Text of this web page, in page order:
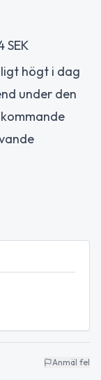
SEK
högt i dag
under den
Anmäl fel